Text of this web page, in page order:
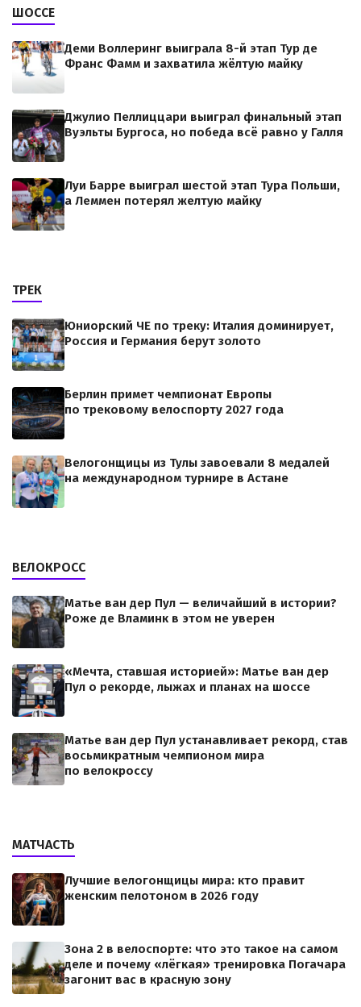
ШОССЕ
Деми Воллеринг выиграла 8-й этап Тур де
Франс Фамм и захватила жёлтую майку
Джулио Пеллиццари выиграл финальный этап
Вуэльты Бургоса, но победа всё равно у Галля
Луи Барре выиграл шестой этап Тура Польши,
а Леммен потерял желтую майку
ТРЕК
Юниорский ЧЕ по треку: Италия доминирует,
Россия и Германия берут золото
Берлин примет чемпионат Европы
по трековому велоспорту 2027 года
Велогонщицы из Тулы завоевали 8 медалей
на международном турнире в Астане
ВЕЛОКРОСС
Матье ван дер Пул — величайший в истории?
Роже де Вламинк в этом не уверен
«Мечта, ставшая историей»: Матье ван дер
Пул о рекорде, лыжах и планах на шоссе
Матье ван дер Пул устанавливает рекорд, став
восьмикратным чемпионом мира
по велокроссу
МАТЧАСТЬ
Лучшие велогонщицы мира: кто правит
женским пелотоном в 2026 году
Зона 2 в велоспорте: что это такое на самом
деле и почему «лёгкая» тренировка Погачара
загонит вас в красную зону